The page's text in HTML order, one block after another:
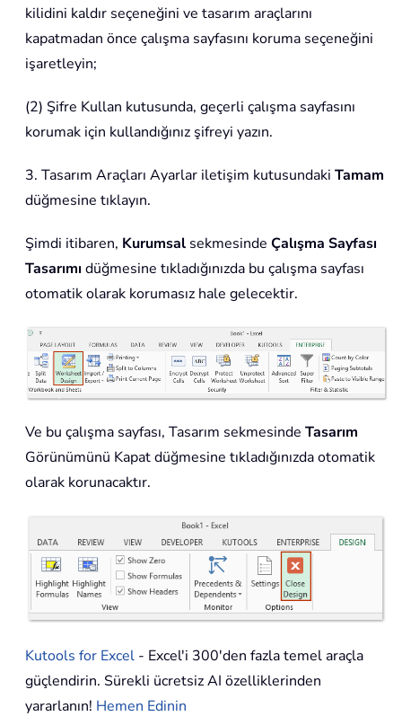
kilidini kaldır seçeneğini ve tasarım araçlarını
kapatmadan önce çalışma sayfasını koruma seçeneğini
işaretleyin;
(2) Şifre Kullan kutusunda, geçerli çalışma sayfasını
korumak için kullandığınız şifreyi yazın.
3. Tasarım Araçları Ayarlar iletişim kutusundaki Tamam
düğmesine tıklayın.
Şimdi itibaren, Kurumsal sekmesinde Çalışma Sayfası
Tasarımı düğmesine tıkladığınızda bu çalışma sayfası
otomatik olarak korumasız hale gelecektir.
Ve bu çalışma sayfası, Tasarım sekmesinde Tasarım
Görünümünü Kapat düğmesine tıkladığınızda otomatik
olarak korunacaktır.
Kutools for Excel - Excel'i 300'den fazla temel araçla
güçlendirin. Sürekli ücretsiz AI özelliklerinden
yararlanın! Hemen Edinin